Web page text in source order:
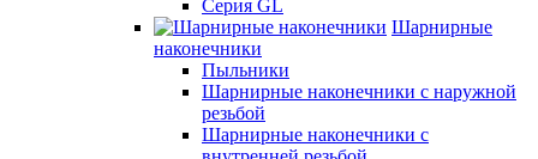
Серия GL
Шарнирные
наконечники
Пыльники
Шарнирные наконечники с наружной
резьбой
Шарнирные наконечники с